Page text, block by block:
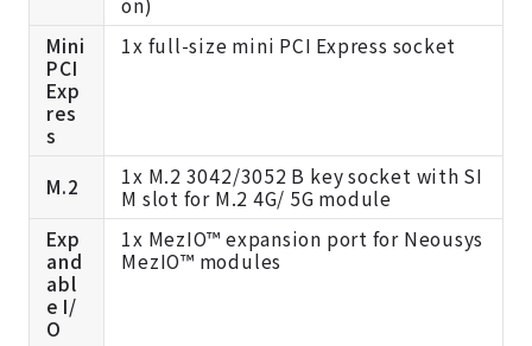
Mini
PCI
Exp
res
s
1x full-size mini PCI Express socket
M.2
1x M.2 3042/3052 B key socket with SI
M slot for M.2 4G/ 5G module
Exp
and
abl
e I/
O
1x MezIO™ expansion port for Neousys
MezIO™ modules